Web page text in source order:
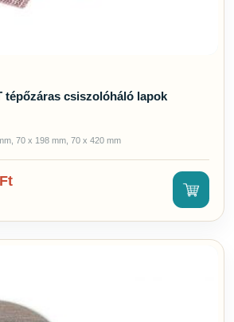
tépőzáras csiszolóháló lapok
70 x 198 mm, 70 x 420 mm
Ft